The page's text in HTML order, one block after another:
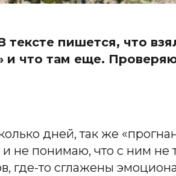
пишется, что
и что там еще.
дней, так же
и не понимаю, что с ним не
где-то сглажены